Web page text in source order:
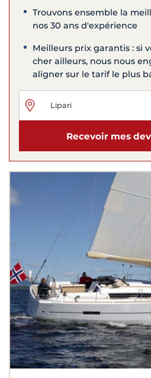
Trouvons ensemble la
nos 30 ans d'expérience
Meilleurs prix garantis : si
cher ailleurs, nous nous
aligner sur le tarif le plus
Recevoir mes